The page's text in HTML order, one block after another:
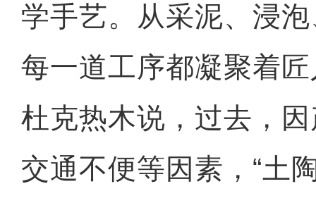
学手艺。从采泥、浸
每一道工序都凝聚着
杜克热木说，过去，
交通不便等因素，“土